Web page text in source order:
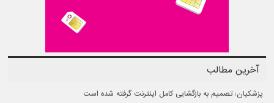
آخرین مطالب
پزشکیان: تصمیم به بازگشایی کامل اینترنت گرفته شده است